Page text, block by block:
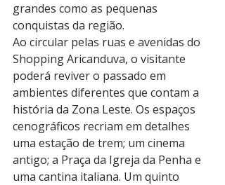
grandes como as pequenas
conquistas da região.
Ao circular pelas ruas e avenidas do
Shopping Aricanduva, o visitante
poderá reviver o passado em
ambientes diferentes que contam a
história da Zona Leste. Os espaços
cenográficos recriam em detalhes
uma estação de trem; um cinema
antigo; a Praça da Igreja da Penha e
uma cantina italiana. Um quinto